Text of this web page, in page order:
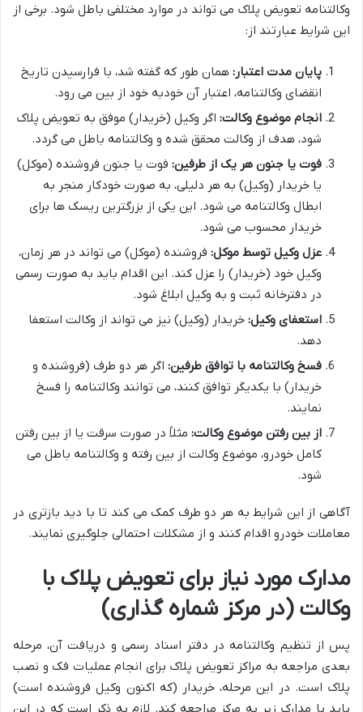
وکالتنامه تعویض پلاک می تواند در موارد مختلفی باطل شود. برخی از
این شرایط عبارتند از:
پایان مدت اعتبار: همان طور که گفته شد، با فرارسیدن تاریخ
انقضای وکالتنامه، اعتبار آن خودبه خود از بین می رود.
انجام موضوع وکالت: اگر وکیل (خریدار) موفق به تعویض پلاک
شود، هدف از وکالت محقق شده و وکالتنامه باطل می گردد.
فوت یا جنون هر یک از طرفین: فوت یا جنون فروشنده (موکل)
یا خریدار (وکیل) به هر دلیلی، به صورت خودکار منجر به
ابطال وکالتنامه می شود. این یکی از بزرگترین ریسک ها برای
خریدار محسوب می شود.
عزل وکیل توسط موکل: فروشنده (موکل) می تواند در هر زمان،
وکیل خود (خریدار) را عزل کند. این اقدام باید به صورت رسمی
در دفترخانه ثبت و به وکیل ابلاغ شود.
استعفای وکیل: خریدار (وکیل) نیز می تواند از وکالت استعفا
دهد.
فسخ وکالتنامه با توافق طرفین: اگر هر دو طرف (فروشنده و
خریدار) با یکدیگر توافق کنند، می توانند وکالتنامه را فسخ
نمایند.
از بین رفتن موضوع وکالت: مثلاً در صورت سرقت یا از بین رفتن
کامل خودرو، موضوع وکالت از بین رفته و وکالتنامه باطل می
شود.
آگاهی از این شرایط به هر دو طرف کمک می کند تا با دید بازتری در
معاملات خودرو اقدام کنند و از مشکلات احتمالی جلوگیری نمایند.
مدارک مورد نیاز برای تعویض پلاک با
وکالت (در مرکز شماره گذاری)
پس از تنظیم وکالتنامه در دفتر اسناد رسمی و دریافت آن، مرحله
بعدی مراجعه به مراکز تعویض پلاک برای انجام عملیات فک و نصب
پلاک است. در این مرحله، خریدار (که اکنون وکیل فروشنده است)